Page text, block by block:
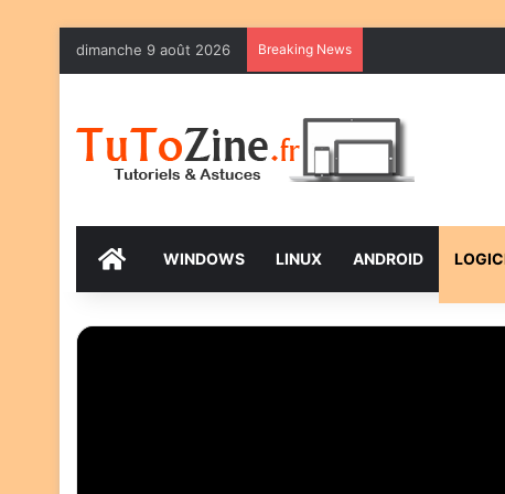
dimanche 9 août 2026 Breaking News
ACCUEILWINDOWS LINUX ANDROID